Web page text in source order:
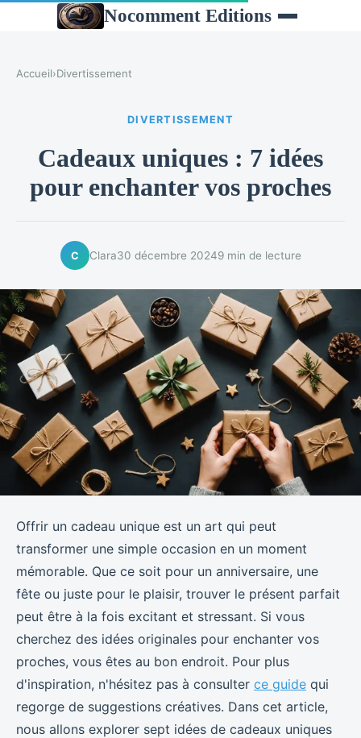
Nocomment Editions
Accueil›Divertissement
DIVERTISSEMENT
Cadeaux uniques : 7 idées
pour enchanter vos proches
C Clara30 décembre 20249 min de lecture
Offrir un cadeau unique est un art qui peut
transformer une simple occasion en un moment
mémorable. Que ce soit pour un anniversaire, une
fête ou juste pour le plaisir, trouver le présent parfait
peut être à la fois excitant et stressant. Si vous
cherchez des idées originales pour enchanter vos
proches, vous êtes au bon endroit. Pour plus
d'inspiration, n'hésitez pas à consulter ce guide qui
regorge de suggestions créatives. Dans cet article,
nous allons explorer sept idées de cadeaux uniques